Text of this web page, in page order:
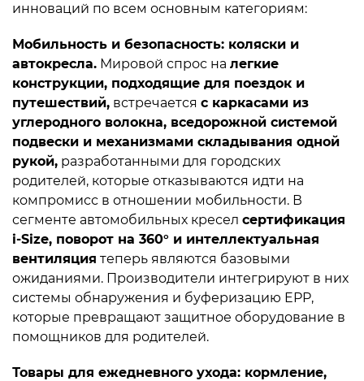
инноваций по всем основным категориям:
Мобильность и безопасность: коляски и
автокресла. Мировой спрос на легкие
конструкции, подходящие для поездок и
путешествий, встречается с каркасами из
углеродного волокна, вседорожной системой
подвески и механизмами складывания одной
рукой, разработанными для городских
родителей, которые отказываются идти на
компромисс в отношении мобильности. В
сегменте автомобильных кресел сертификация
i-Size, поворот на 360° и интеллектуальная
вентиляция теперь являются базовыми
ожиданиями. Производители интегрируют в них
системы обнаружения и буферизацию EPP,
которые превращают защитное оборудование в
помощников для родителей.
Товары для ежедневного ухода: кормление,